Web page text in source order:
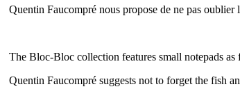
Quentin Faucompré nous propose de ne pas oublier
The Bloc-Bloc collection features small notepads
Quentin Faucompré suggests not to forget the fish